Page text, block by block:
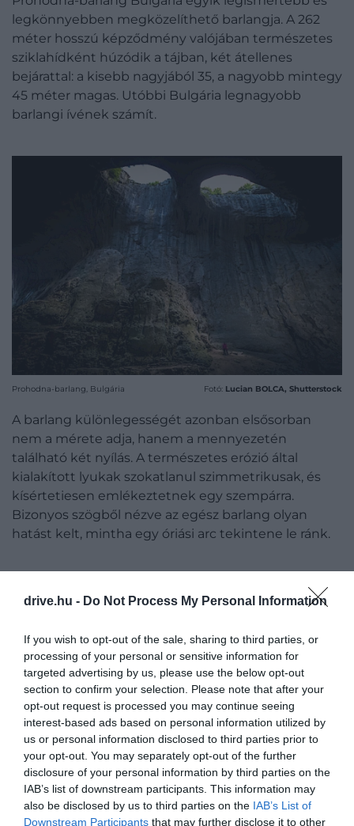
drive.hu - Do Not Process My Personal Information
If you wish to opt-out of the sale, sharing to third parties, or
processing of your personal or sensitive information for
targeted advertising by us, please use the below opt-out
section to confirm your selection. Please note that after your
opt-out request is processed you may continue seeing
interest-based ads based on personal information utilized by
us or personal information disclosed to third parties prior to
your opt-out. You may separately opt-out of the further
disclosure of your personal information by third parties on the
IAB’s list of downstream participants. This information may
also be disclosed by us to third parties on the IAB’s List of
Downstream Participants that may further disclose it to other
legkönnyebben megközelíthető barlangja. A 262
méter hosszú képződmény valójában természetes
sziklahídként húzódik a tájban, két átellenes
bejárattal: a kisebb nagyjából 35, a nagyobb mintegy
45 méter magas. Utóbbi Bulgária legnagyobb
barlangi ívének számít.
Prohodna-barlang, Bulgária Fotó: Lucian BOLCA, Shutterstock
A barlang különlegességét azonban elsősorban
nem a mérete adja, hanem a mennyezetén
található két nyílás. A természetes erózió által
kialakított lyukak szokatlanul szimmetrikusak, és
kísértetiesen emlékeztetnek egy szempárra.
Bizonyos szögből nézve az egész barlang olyan
hatást kelt, mintha egy óriási arc tekintene le ránk.
A környékbeliek ezért adták neki az „Isten
szemei” nevet, bár néhány útleírásban
Esős időben a nyílásokból lecsorgó víz tovább
fokozza a misztikus hangulatot, hiszen ilyenkor úgy
tűnhet, mintha a szemek könnyeznének.
A nyílásoknak köszönhetően a Prohodna-barlang
bejárásához nincs szükség fejlámpára vagy
különleges felszerelésre: a természetes fény nappal
jól megvilágítja a járatot, a hely pedig egész évben